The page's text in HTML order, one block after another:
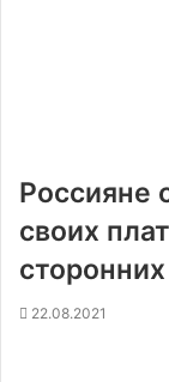
Россияне
своих
22.08.2021